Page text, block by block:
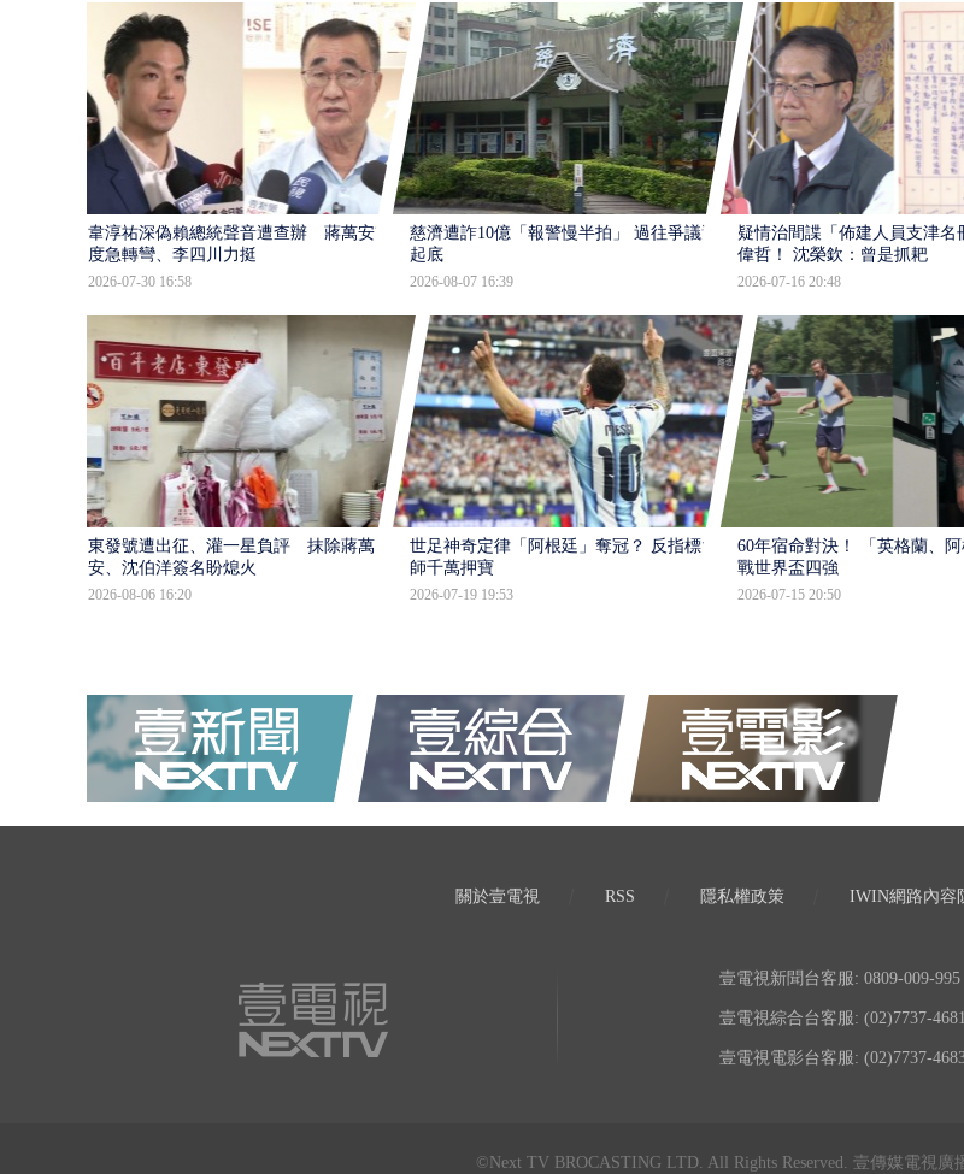
韋淳祐深偽賴總統聲音遭查辦 蔣萬安態
度急轉彎、李四川力挺
2026-07-30 16:58
慈濟遭詐10億「報警慢半拍」 過往爭議遭
起底
2026-08-07 16:39
疑情治間諜「佈建人員支津名
偉哲！ 沈榮欽：曾是抓耙
2026-07-16 20:48
東發號遭出征、灌一星負評 抹除蔣萬
安、沈伯洋簽名盼熄火
2026-08-06 16:20
世足神奇定律「阿根廷」奪冠？ 反指標大
師千萬押寶
2026-07-19 19:53
60年宿命對決！ 「英格蘭、
戰世界盃四強
2026-07-15 20:50
關於壹電視 RSS 隱私權政策 IWIN網路內容
壹電視新聞台客服: 0809-009-995
壹電視綜合台客服: (02)7737-4681
壹電視電影台客服: (02)7737-
©Next TV BROCASTING LTD. All Rights Reserved. 壹傳媒電視